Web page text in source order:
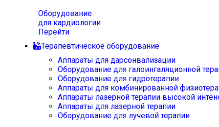
Оборудование
для кардиологии
Перейти
Терапевтическое оборудование
Аппараты для дарсонвализации
Оборудование для галоингаляционной
Оборудование для гидротерапии
Аппараты для комбинированной
Аппараты лазерной терапии высокой
Аппараты для лазерной терапии
Оборудование для лучевой терапии